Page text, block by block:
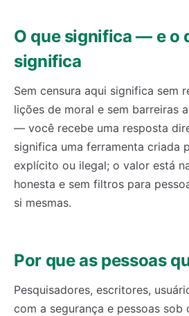
O que significa — e o
significa
Sem censura aqui significa sem
lições de moral e sem barreiras
— você recebe uma resposta
significa uma ferramenta criada
explícito ou ilegal; o valor está
honesta e sem filtros para
si mesmas.
Por que as pessoas
Pesquisadores, escritores,
com a segurança e pessoas sob